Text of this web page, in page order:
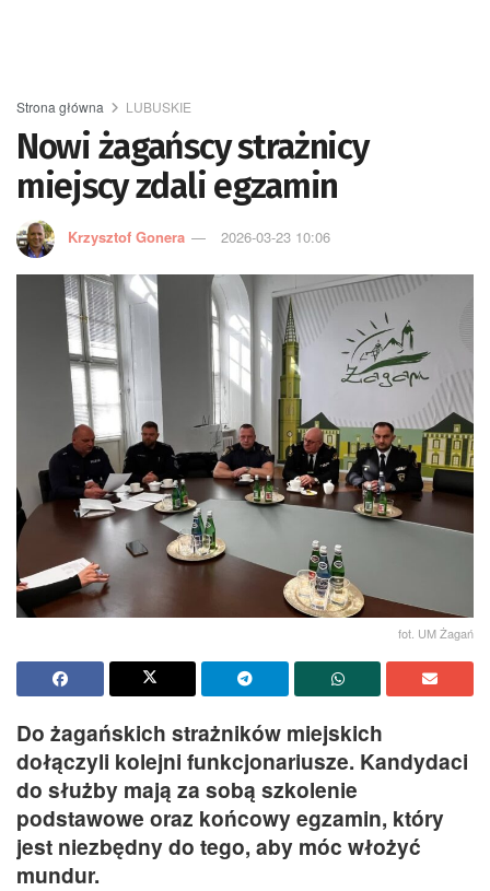
Strona główna LUBUSKIE
Nowi żagańscy strażnicy
miejscy zdali egzamin
Krzysztof Gonera 2026-03-23 10:06
fot. UM Żagań
Do żagańskich strażników miejskich
dołączyli kolejni funkcjonariusze. Kandydaci
do służby mają za sobą szkolenie
podstawowe oraz końcowy egzamin, który
jest niezbędny do tego, aby móc włożyć
mundur.